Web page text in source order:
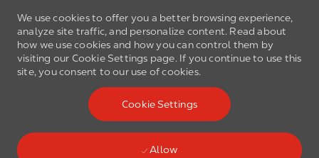
We use cookies to offer you a better browsing experience,
analyze site traffic, and personalize content. Read about
how we use cookies and how you can control them by
visiting our Cookie Settings page. If you continue to use this
site, you consent to our use of cookies.
Cookie Settings
Allow
Skip to main content